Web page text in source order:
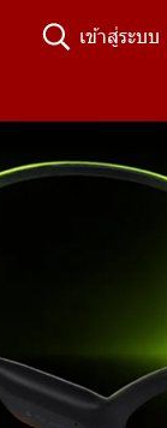
เข้าสู่ระบบ